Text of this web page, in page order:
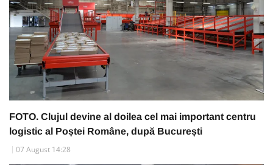
FOTO. Clujul devine al doilea cel mai important centru
logistic al Poștei Române, după București
07 August 14:28